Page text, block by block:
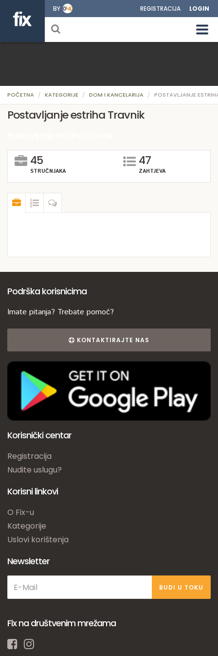
BY REGISTRACIJA LOGIN
POČETNA KATEGORIJE DOM I KANCELARIJA POSTAVLJANJE
Postavljanje estriha Travnik
45
STRUČNJAKA
47
ZAHTJEVA
Podrška korisnicima
Imate pitanja? Trebate pomoć?
KONTAKTIRAJTE NAS
Korisnički centar
Registracija
Nudite uslugu?
Korisni linkovi
O Fix-u
Kategorije
Uslovi korištenja
Newsletter
BUDI U TOKU
Fix na društvenim mrežama